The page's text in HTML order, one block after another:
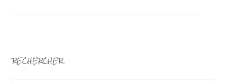
RECHERCHER